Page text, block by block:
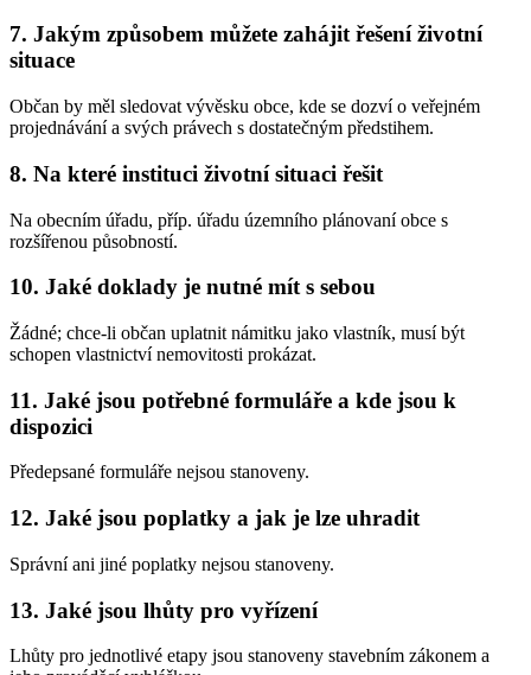
7. Jakým způsobem můžete zahájit řešení životní
situace
Občan by měl sledovat vývěsku obce, kde se dozví o veřejném
projednávání a svých právech s dostatečným předstihem.
8. Na které instituci životní situaci řešit
Na obecním úřadu, příp. úřadu územního plánovaní obce s
rozšířenou působností.
10. Jaké doklady je nutné mít s sebou
Žádné; chce-li občan uplatnit námitku jako vlastník, musí být
schopen vlastnictví nemovitosti prokázat.
11. Jaké jsou potřebné formuláře a kde jsou k
dispozici
Předepsané formuláře nejsou stanoveny.
12. Jaké jsou poplatky a jak je lze uhradit
Správní ani jiné poplatky nejsou stanoveny.
13. Jaké jsou lhůty pro vyřízení
Lhůty pro jednotlivé etapy jsou stanoveny stavebním zákonem a